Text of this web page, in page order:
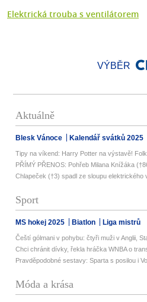
Elektrická trouba s ventilátorem
VÝBĚR
Aktuálně
Blesk Vánoce Kalendář svátků 2025
Tipy na víkend: Harry Potter na výstavě!
PŘÍMÝ PŘENOS: Pohřeb Milana Knížáka
Chlapeček (†3) spadl ze sloupu elektrického
Sport
MS hokej 2025 Biatlon Liga mistrů
Čeští gólmani v pohybu: čtyři muži v Anglii,
Chci chránit dívky, řekla hráčka WNBA o
Pravděpodobné sestavy: Sparta s posilou i
Móda a krása